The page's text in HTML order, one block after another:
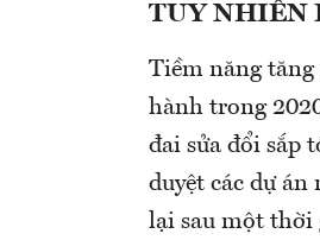
TUY NHIÊN
Tiềm năng tăng
hành trong
đai sửa đổi sắp
duyệt các dự
lại sau một thời